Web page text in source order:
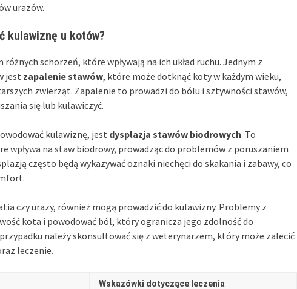
urazów.
kulawiznę u kotów?
schorzeń, które wpływają na ich układ ruchu. Jednym z
jest zapalenie stawów, które może dotknąć koty w każdym wieku,
zwierząt. Zapalenie to prowadzi do bólu i sztywności stawów,
się lub kulawiczyć.
kulawiznę, jest dysplazja stawów biodrowych. To
wpływa na staw biodrowy, prowadząc do problemów z poruszaniem
często będą wykazywać oznaki niechęci do skakania i zabawy, co
czy urazy, również mogą prowadzić do kulawizny. Problemy z
kota i powodować ból, który ogranicza jego zdolność do
należy skonsultować się z weterynarzem, który może zalecić
leczenie.
Wskazówki dotyczące leczenia